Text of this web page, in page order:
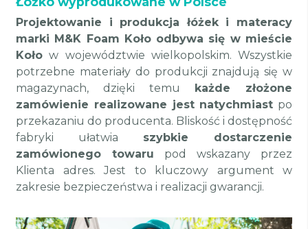
Projektowanie i produkcja łóżek i materacy
marki M&K Foam Koło odbywa się w mieście
Koło w województwie wielkopolskim. Wszystkie
potrzebne materiały do produkcji znajdują się w
magazynach, dzięki temu każde złożone
zamówienie realizowane jest natychmiast po
przekazaniu do producenta. Bliskość i dostępność
fabryki ułatwia szybkie dostarczenie
zamówionego towaru pod wskazany przez
Klienta adres. Jest to kluczowy argument w
zakresie bezpieczeństwa i realizacji gwarancji.